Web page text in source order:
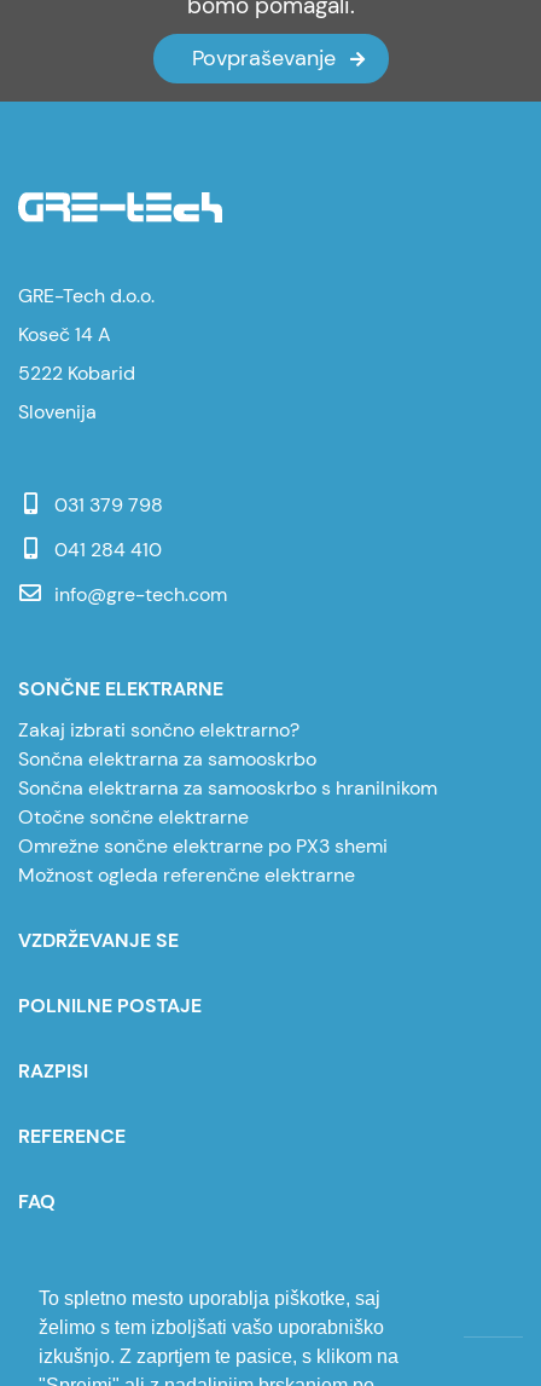
To spletno mesto uporablja piškotke, saj
želimo s tem izboljšati vašo uporabniško
izkušnjo. Z zaprtjem te pasice, s klikom na
Povpraševanje
GRE-Tech d.o.o.
Koseč 14 A
5222 Kobarid
Slovenija
031 379 798
041 284 410
info@gre-tech.com
SONČNE ELEKTRARNE
Zakaj izbrati sončno elektrarno?
Sončna elektrarna za samooskrbo
Sončna elektrarna za samooskrbo s hranilnikom
Otočne sončne elektrarne
Omrežne sončne elektrarne po PX3 shemi
Možnost ogleda referenčne elektrarne
VZDRŽEVANJE SE
POLNILNE POSTAJE
RAZPISI
REFERENCE
FAQ
Varovanje osebnih podatkov